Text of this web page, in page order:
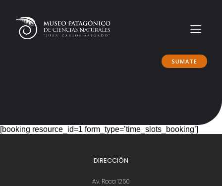
SUMATE
[booking resource_id=1 form_type=’time_slots_booking’]
DIRECCIÓN
Av. Roca 1250